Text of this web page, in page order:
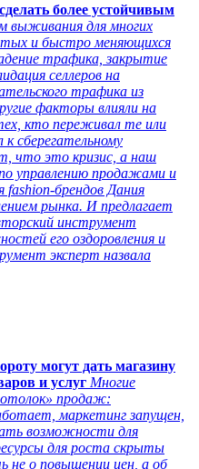
более устойчивым
выживания для многих
и быстро меняющихся
трафика, закрытие
селлеров на
трафика из
факторы влияли на
кто переживал те или
сберегательному
что это кризис, а наш
управлению продажами и
fashion-брендов Дания
рынка. И предлагает
инструмент
его оздоровления и
эксперт назвала
могут дать магазину
и услуг Многие
продаж:
маркетинг запущен,
возможности для
для роста скрыты
не о повышении цен, а об